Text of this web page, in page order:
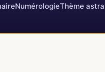
NumérologieThème